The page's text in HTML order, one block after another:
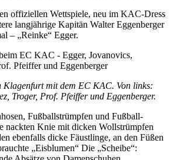
offiziellen Wettspiele, neu im KAC-Dress
langjährige Kapitän Walter Eggenberger
– „Reinke“ Egger.
Klagenfurt mit dem EC KAC. Von links:
Troger, Prof. Pfeiffer und Eggenberger.
Fußballstrümpfen und Fußball-
nackten Knie mit dicken Wollstrümpfen
ebenfalls dicke Fäustlinge, an den Füßen
„Eisblumen“ Die „Scheibe“: